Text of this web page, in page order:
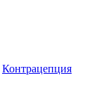
Контрацепция